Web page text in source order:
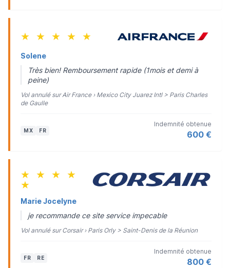
★ ★ ★ ★ ★
Solene
Très bien! Remboursement rapide (1mois et demi à
peine)
Vol annulé sur Air France › Mexico City Juarez Intl > Paris Charles
de Gaulle
MX FR
Indemnité obtenue
600 €
★ ★ ★ ★
★
Marie Jocelyne
je recommande ce site service impecable
Vol annulé sur Corsair › Paris Orly > Saint-Denis de la Réunion
FR RE
Indemnité obtenue
800 €